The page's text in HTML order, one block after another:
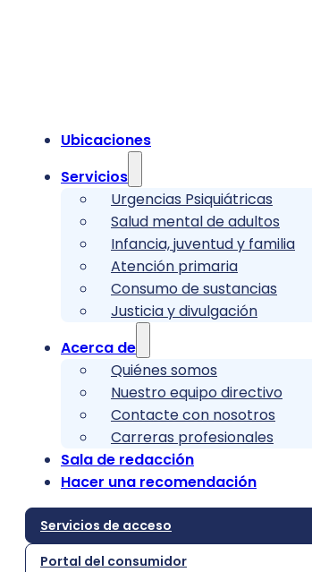
Ubicaciones
Servicios
Urgencias Psiquiátricas
Salud mental de adultos
Infancia, juventud y familia
Atención primaria
Consumo de sustancias
Justicia y divulgación
Acerca de
Quiénes somos
Nuestro equipo directivo
Contacte con nosotros
Carreras profesionales
Sala de redacción
Hacer una recomendación
Servicios de acceso
Portal del consumidor